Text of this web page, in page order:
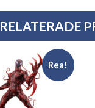
RELATERADE
Rea!